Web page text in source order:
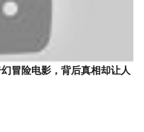
冒险电影，背后真相却让人